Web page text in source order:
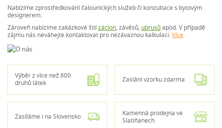
Nabízíme zprostředkování čalounických služeb či konzultace s bytovým
designerem.
Zároveň nabízíme zakázkové šitízáclon, závěsů, ubrusůapod. V případě
zájmu nás neváhejte kontaktovat pro nezávaznou kalkulaci.Více
Výběr z více než 800
druhů látek
Zaslání vzorku zdarma
Zasíláme i na Slovensko
Kamenná prodejna ve
Slatiňanech